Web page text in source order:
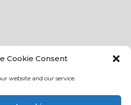
Cookie Consent
website and our service.